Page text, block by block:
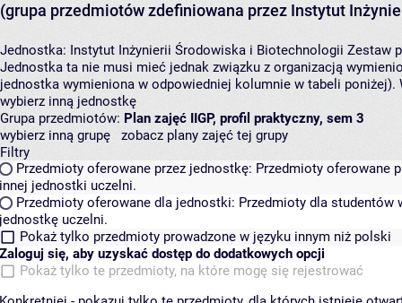
(grupa przedmiotów zdefiniowana przez Instytut
Jednostka: Instytut Inżynierii Środowiska i Biotechnologii Zestaw
Jednostka ta nie musi mieć jednak związku z organizacją
jednostka wymieniona w odpowiedniej kolumnie w tabeli
wybierz inną jednostkę
Grupa przedmiotów: Plan zajęć IIGP, profil praktyczny, sem 3
wybierz inną grupę
zobacz plany zajęć tej grupy
Filtry
Przedmioty oferowane przez jednostkę: Przedmioty oferowane
innej jednostki uczelni.
Przedmioty oferowane dla jednostki: Przedmioty dla studentów
jednostkę uczelni.
Pokaż tylko przedmioty prowadzone w języku innym niż polski
Zaloguj się, aby uzyskać dostęp do dodatkowych opcji
Pokaż tylko te przedmioty, na które mogę się rejestrować